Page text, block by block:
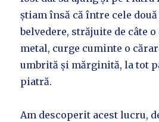
știam însă că între cele
belvedere, străjuite de câte
metal, curge cuminte o
umbrită și mărginită, la tot
piatră.
Am descoperit acest lucru,